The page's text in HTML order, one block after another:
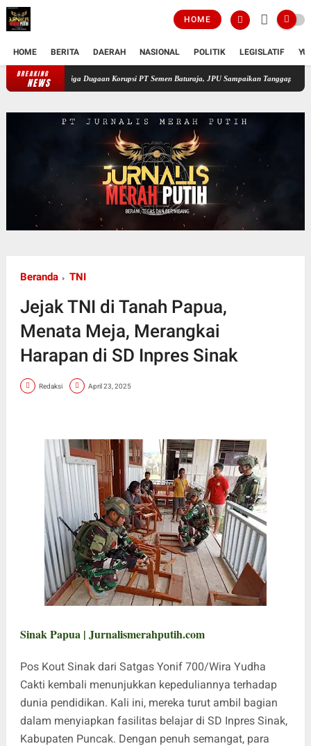
HOME
HOME BERITA DAERAH NASIONAL POLITIK LEGISLATIF
BREAKING
NEWS
Ketiga Dugaan Korupsi PT Semen Baturaja, JPU Sampaikan Tanggapan atas Eksepsi
Beranda TNI
Jejak TNI di Tanah Papua,
Menata Meja, Merangkai
Harapan di SD Inpres Sinak
Redaksi April 23, 2025
Sinak Papua | Jurnalismerahputih.com
Pos Kout Sinak dari Satgas Yonif 700/Wira Yudha
Cakti kembali menunjukkan kepeduliannya terhadap
dunia pendidikan. Kali ini, mereka turut ambil bagian
dalam menyiapkan fasilitas belajar di SD Inpres Sinak,
Kabupaten Puncak. Dengan penuh semangat, para